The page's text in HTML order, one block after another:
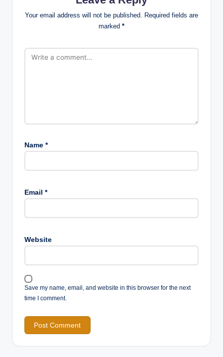
Your email address will not be published. Required fields are
marked *
Name *
Email *
Website
Save my name, email, and website in this browser for the next
time I comment.